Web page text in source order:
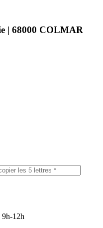
| 68000 COLMAR
12h